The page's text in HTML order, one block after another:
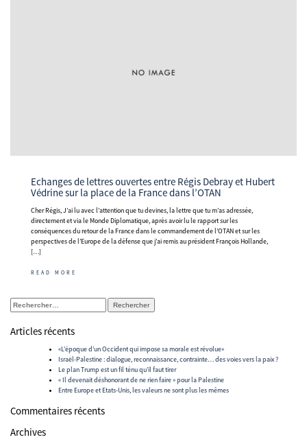
Echanges de lettres ouvertes entre Régis Debray et Hubert
Védrine sur la place de la France dans l’OTAN
Cher Régis, J’ai lu avec l’attention que tu devines, la lettre que tu m’as adressée,
directement et via le Monde Diplomatique, après avoir lu le rapport sur les
conséquences du retour de la France dans le commandement de l’OTAN et sur les
perspectives de l’Europe de la défense que j’ai remis au président François Hollande,
[…]
READ MORE
Rechercher :
Articles récents
«L’époque d’un Occident qui impose sa morale est révolue»
Israël-Palestine : dialogue, reconnaissance, contrainte… des voies vers la paix ?
Le plan Trump est un fil ténu qu’il faut tirer
« Il devenait déshonorant de ne rien faire » pour la Palestine
Entre Europe et Etats-Unis, les valeurs ne sont plus les mêmes
Commentaires récents
Archives